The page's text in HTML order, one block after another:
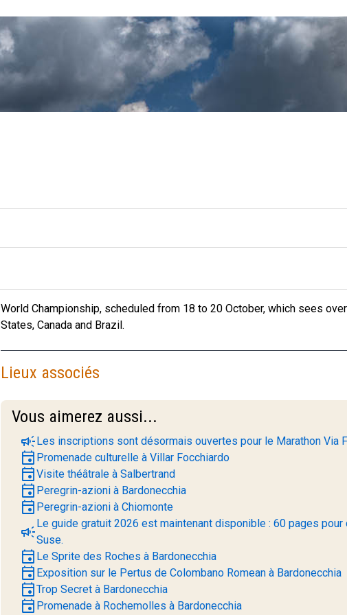
World Championship, scheduled from 18 to 20 October, which sees
States, Canada and Brazil.
Lieux associés
Vous aimerez aussi...
campaignLes inscriptions sont désormais ouvertes pour le Marathon Via
event Promenade culturelle à Villar Focchiardo
eventVisite théâtrale à Salbertrand
event Peregrin-azioni à Bardonecchia
event Peregrin-azioni à Chiomonte
campaignLe guide gratuit 2026 est maintenant disponible : 60 pages
Suse.
event Le Sprite des Roches à Bardonecchia
event Exposition sur le Pertus de Colombano Romean à Bardonecchia
eventTrop Secret à Bardonecchia
event Promenade à Rochemolles à Bardonecchia